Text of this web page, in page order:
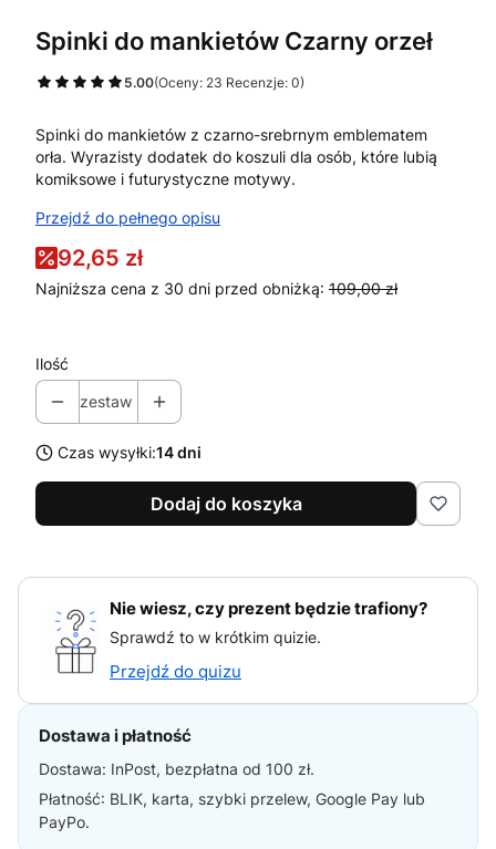
Spinki do mankietów Czarny orzeł
5.00(Oceny: 23 Recenzje: 0)
Spinki do mankietów z czarno-srebrnym emblematem
orła. Wyrazisty dodatek do koszuli dla osób, które lubią
komiksowe i futurystyczne motywy.
Przejdź do pełnego opisu
92,65 zł
Najniższa cena z 30 dni przed obniżką: 109,00 zł
Ilość
zestaw
Czas wysyłki:14 dni
Dodaj do koszyka
Nie wiesz, czy prezent będzie trafiony?
Sprawdź to w krótkim quizie.
Przejdź do quizu
Dostawa i płatność
Dostawa: InPost, bezpłatna od 100 zł.
Płatność: BLIK, karta, szybki przelew, Google Pay lub
PayPo.